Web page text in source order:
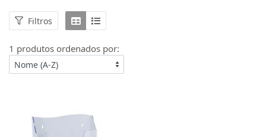
Filtros
1 produtos ordenados por: